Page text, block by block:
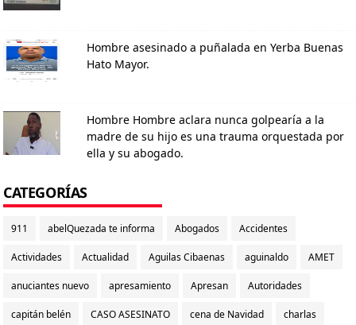
Hombre asesinado a puñalada en Yerba Buenas
Hato Mayor.
Hombre Hombre aclara nunca golpearía a la
madre de su hijo es una trauma orquestada por
ella y su abogado.
CATEGORÍAS
911 abelQuezada te informa Abogados Accidentes
Actividades Actualidad Aguilas Cibaenas aguinaldo AMET
anuciantes nuevo apresamiento Apresan Autoridades
capitán belén CASO ASESINATO cena de Navidad charlas